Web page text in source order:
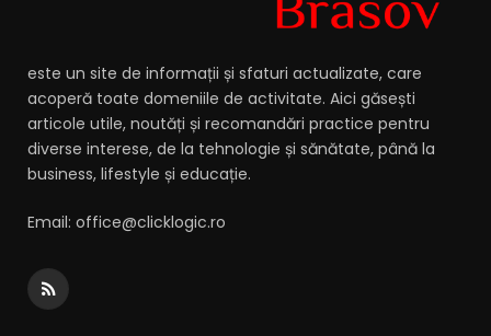
este un site de informații și sfaturi actualizate, care
acoperă toate domeniile de activitate. Aici găsești
articole utile, noutăți și recomandări practice pentru
diverse interese, de la tehnologie și sănătate, până la
business, lifestyle și educație.
Email: office@clicklogic.ro
RSS